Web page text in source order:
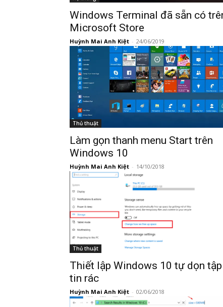
Windows Terminal đã sẵn có
Microsoft Store
Huỳnh Mai Anh Kiệt - 24/06/2019
Thủ thuật
Làm gọn thanh menu Start trên
Windows 10
Huỳnh Mai Anh Kiệt - 14/10/2018
Thủ thuật
Thiết lập Windows 10 tự dọn tập
tin rác
Huỳnh Mai Anh Kiệt - 02/06/2018